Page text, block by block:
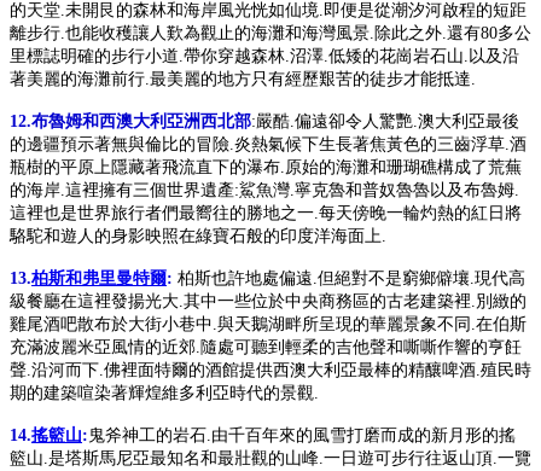
的天堂.未開艮的森林和海岸風光恍如仙境.即便是從潮汐河啟程的短距
離步行.也能收穫讓人歎為觀止的海灘和海灣風景.除此之外.還有80多公
里標誌明確的步行小道.帶你穿越森林.沼澤.低矮的花崗岩石山.以及沿
著美麗的海灘前行.最美麗的地方只有經歷艱苦的徒步才能抵達.
12.布魯姆和西澳大利亞洲西北部:嚴酷.偏遠卻令人驚艷.澳大利亞最後
的邊疆預示著無與倫比的冒險.炎熱氣候下生長著焦黃色的三齒浮草.酒
瓶樹的平原上隱藏著飛流直下的瀑布.原始的海灘和珊瑚礁構成了荒蕪
的海岸.這裡擁有三個世界遺產:鯊魚灣.寧克魯和普奴魯魯以及布魯姆.
這裡也是世界旅行者們最嚮往的勝地之一.每天傍晚一輪灼熱的紅日將
駱駝和遊人的身影映照在綠寶石般的印度洋海面上.
13.柏斯和弗里曼特爾: 柏斯也許地處偏遠.但絕對不是窮鄉僻壤.現代高
級餐廳在這裡發揚光大.其中一些位於中央商務區的古老建築裡.別緻的
雞尾酒吧散布於大街小巷中.與天鵝湖畔所呈現的華麗景象不同.在伯斯
充滿波麗米亞風情的近郊.隨處可聽到輕柔的吉他聲和嘶嘶作響的亨飪
聲.沿河而下.佛裡面特爾的酒館提供西澳大利亞最棒的精釀啤酒.殖民時
期的建築喧染著輝煌維多利亞時代的景觀.
14.搖籃山: 鬼斧神工的岩石.由千百年來的風雪打磨而成的新月形的搖
籃山.是塔斯馬尼亞最知名和最壯觀的山峰.一日遊可步行往返山頂.一覽